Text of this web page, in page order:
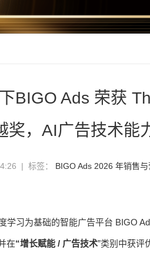
BIGO Ads 荣获
奖，AI广告技术能
| 标签： BIGO Ads 2026 年销售
学习为基础的智能广告平台 BIGO
在“增长赋能 / 广告技术”类别中获评